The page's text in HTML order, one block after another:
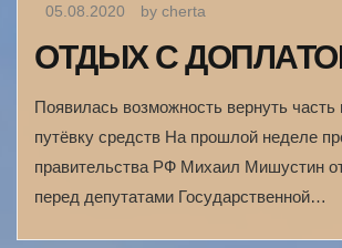
05.08.2020 by cherta
ОТДЫХ С
Появилась возможность вернуть часть
путёвку средств На прошлой неделе
правительства РФ Михаил Мишустин
перед депутатами Государственной…